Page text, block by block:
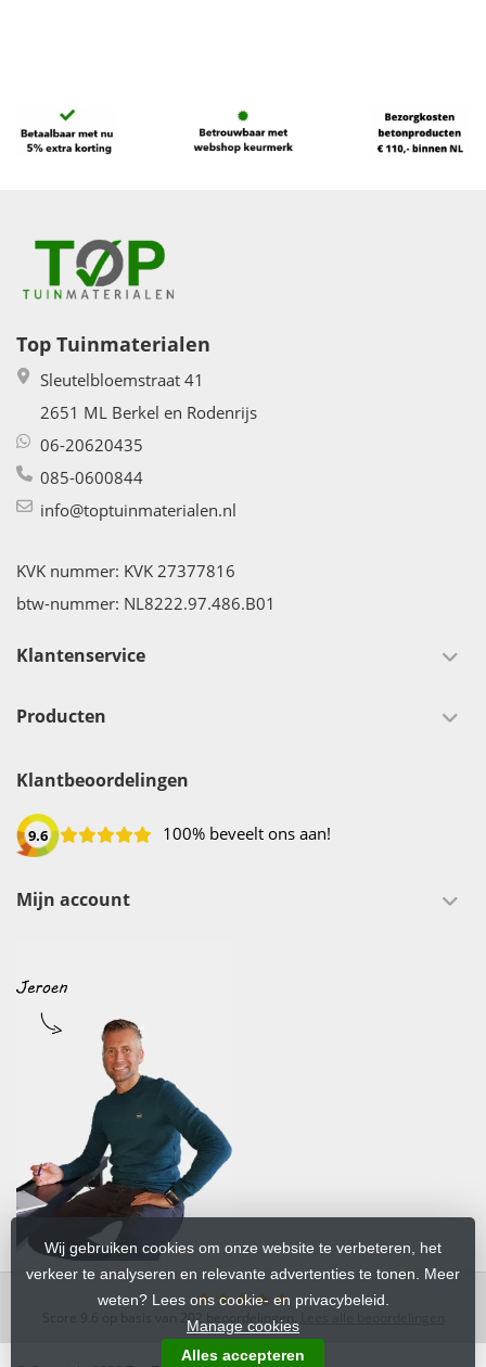
Top Tuinmaterialen
Sleutelbloemstraat 41
2651 ML Berkel en Rodenrijs
06-20620435
085-0600844
info@toptuinmaterialen.nl
KVK nummer: KVK 27377816
btw-nummer: NL8222.97.486.B01
Klantenservice
Producten
Klantbeoordelingen
9.6 100% beveelt ons aan!
Mijn account
202 beoordelingen.
Wij gebruiken cookies om onze website te verbeteren, het
verkeer te analyseren en relevante advertenties te tonen. Meer
weten? Lees ons cookie- en privacybeleid.
Manage cookies
Alles accepteren